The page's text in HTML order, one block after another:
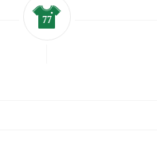
77